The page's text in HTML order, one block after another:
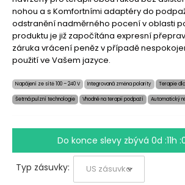
nohou a s Komfortními adaptéry do
odstranění nadměrného pocení v oblasti
produktu je již započítána expresní
záruka vrácení peněz v případě
použití ve Vašem jazyce.
Napájení ze sítě 100 – 240 V Integrovaná změna polarity Terapie
Šetrná pulzní technologie Vhodné na terapii podpaží Automatický
Do konce slevy zbývá 0d :11h
Typ zásuvky: